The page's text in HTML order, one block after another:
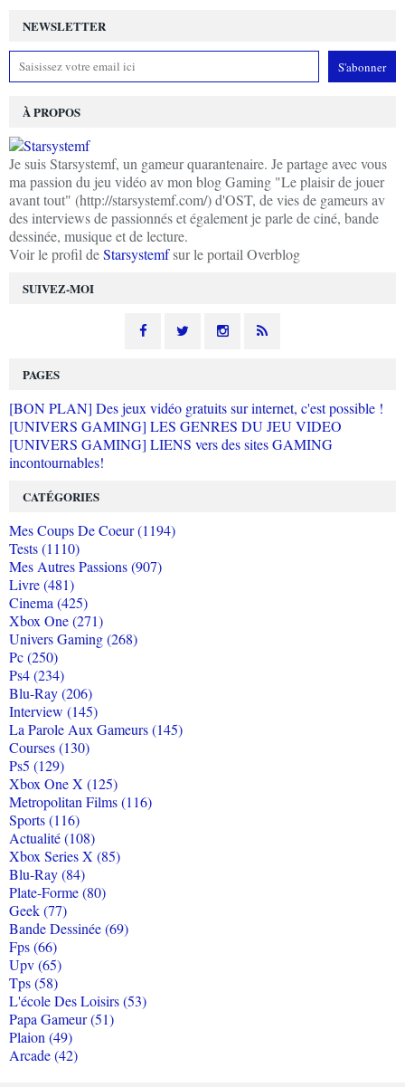
NEWSLETTER
SUIVEZ-MOI
À PROPOS
Je suis Starsystemf, un gameur quarantenaire. Je partage avec vous
ma passion du jeu vidéo av mon blog Gaming "Le plaisir de jouer
avant tout" (http://starsystemf.com/) d'OST, de vies de gameurs av
des interviews de passionnés et également je parle de ciné, bande
dessinée, musique et de lecture.
Voir le profil deStarsystemfsur le portail Overblog
PAGES
[BON PLAN] Des jeux vidéo gratuits sur internet, c'est possible !
[UNIVERS GAMING] LES GENRES DU JEU VIDEO
[UNIVERS GAMING] LIENS vers des sites GAMING
incontournables!
CATÉGORIES
Mes Coups De Coeur (1194)
Tests (1110)
Mes Autres Passions (907)
Livre (481)
Cinema (425)
Xbox One (271)
Univers Gaming (268)
Pc (250)
Ps4 (234)
Blu-Ray (206)
Interview (145)
La Parole Aux Gameurs (145)
Courses (130)
Ps5 (129)
Xbox One X (125)
Metropolitan Films (116)
Sports (116)
Actualité (108)
Xbox Series X (85)
Blu-Ray (84)
Plate-Forme (80)
Geek (77)
Bande Dessinée (69)
Fps (66)
Upv (65)
Tps (58)
L'école Des Loisirs (53)
Papa Gameur (51)
Plaion (49)
Arcade (42)